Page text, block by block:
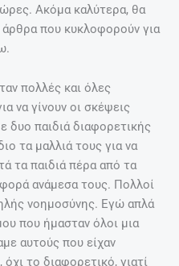
Ακόμα καλύτερα, θα
που κυκλοφορούν για
πολλές και όλες
να γίνουν οι σκέψεις
δυο παιδιά διαφορετικής
τα μαλλιά τους για να
τα παιδιά πέρα από τα
ανάμεσα τους. Πολλοί
νοημοσύνης. Εγώ απλά
που ήμασταν όλοι μια
αυτούς που είχαν
το διαφορετικό, γιατί